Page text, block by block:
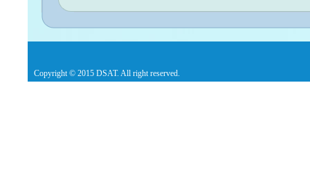
Copyright © 2015 DSAT. All right reserved.